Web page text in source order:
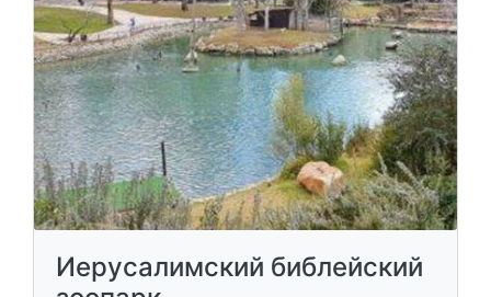
Иерусалимский библейский